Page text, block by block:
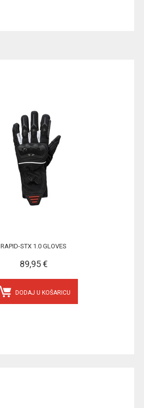
RAPID-STX 1.0 GLOVES
89,95 €
DODAJ U KOŠARICU